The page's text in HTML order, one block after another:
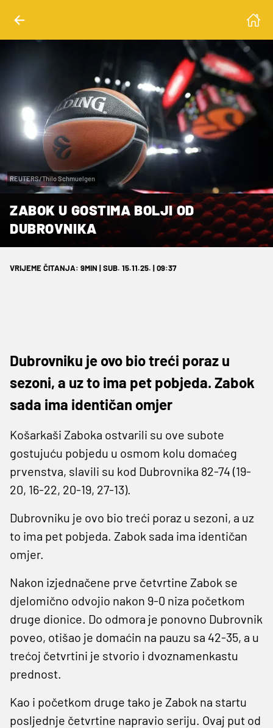
REUTERS/Thilo Schmuelgen
ZABOK U GOSTIMA BOLJI OD
DUBROVNIKA
VRIJEME ČITANJA: 9MIN | SUB. 15.11.25. | 09:37
Dubrovniku je ovo bio treći poraz u
sezoni, a uz to ima pet pobjeda. Zabok
sada ima identičan omjer
Košarkaši Zaboka ostvarili su ove subote
gostujuću pobjedu u osmom kolu domaćeg
prvenstva, slavili su kod Dubrovnika 82-74 (19-
20, 16-22, 20-19, 27-13).
Dubrovniku je ovo bio treći poraz u sezoni, a uz
to ima pet pobjeda. Zabok sada ima identičan
omjer.
Nakon izjednačene prve četvrtine Zabok se
djelomično odvojio nakon 9-0 niza početkom
druge dionice. Do odmora je ponovno Dubrovnik
poveo, otišao je domaćin na pauzu sa 42-35, a u
trećoj četvrtini je stvorio i dvoznamenkastu
prednost.
Kao i početkom druge tako je Zabok na startu
posljednje četvrtine napravio seriju. Ovaj put od